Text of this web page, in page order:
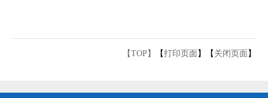
【TOP】 【打印页面 】【 关闭页面 】